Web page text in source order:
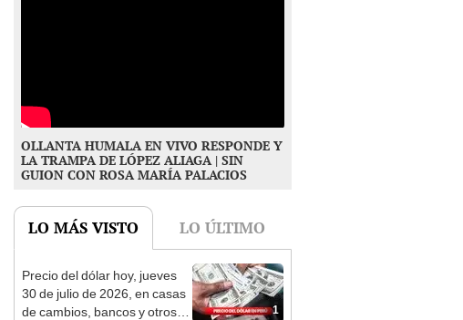
OLLANTA HUMALA EN VIVO RESPONDE Y
LA TRAMPA DE LÓPEZ ALIAGA | SIN
GUION CON ROSA MARÍA PALACIOS
LO MÁS VISTO LO ÚLTIMO
1
Precio del dólar hoy, jueves
30 de julio de 2026, en casas
de cambios, bancos y otros